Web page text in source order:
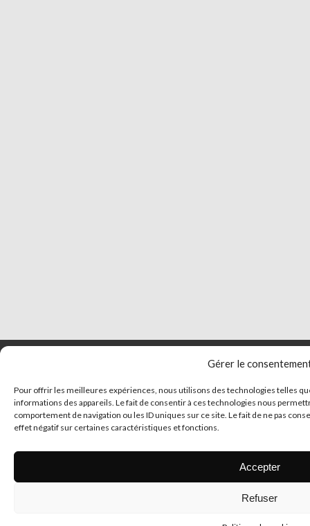
Gérer le
Pour offrir les meilleures expériences, nous utilisons des technologies telles
informations des appareils. Le fait de consentir à ces technologies nous
comportement de navigation ou les ID uniques sur ce site. Le fait de ne pas
effet négatif sur certaines caractéristiques et fonctions.
Accepter
Refuser
© 2026 Tous droits